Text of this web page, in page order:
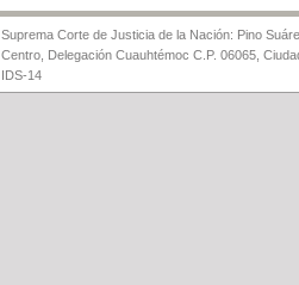
Suprema Corte de Justicia de la Nación: Pino
Centro, Delegación Cuauhtémoc C.P. 06065,
IDS-14